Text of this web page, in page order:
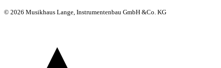
© 2026 Musikhaus Lange, Instrumentenbau GmbH &Co. KG